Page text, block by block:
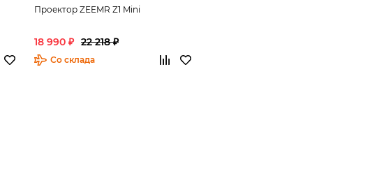
Проектор ZEEMR Z1 Mini
18 990 ₽ 22 218 ₽
Со склада